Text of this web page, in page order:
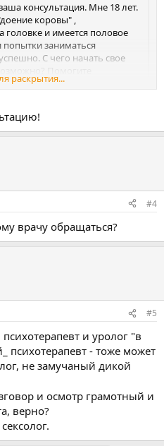
консультация. Мне 18 лет.
коровы" ,
головке и имеется половое
заниматься
С чего начать свое
раскрытия...
к запрету на
болезнь типа фимоза,.) и такую
устранение этой
половой акт и от этого
обычно. Потому что в голове
раскрытия...
#4
врачу обращаться?
#5
и уролог "в
- тоже может
не замучаный дикой
и осмотр грамотный и
верно?